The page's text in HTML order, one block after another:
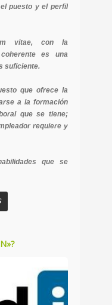
puesto y el perfil
vitae, con la
es una
suficiente.
que ofrece la
a la formación
que se tiene;
requiere y
que se